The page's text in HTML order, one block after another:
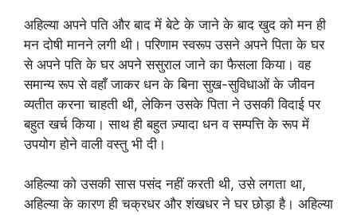
अहिल्या अपने पति और बाद में बेटे के जाने के बाद खुद को मन ही
मन दोषी मानने लगी थी। परिणाम स्वरूप उसने अपने पिता के घर
से अपने पति के घर अपने ससुराल जाने का फैसला किया। वह
समान्य रूप से वहाँ जाकर धन के बिना सुख-सुविधाओं के जीवन
व्यतीत करना चाहती थी, लेकिन उसके पिता ने उसकी विदाई पर
बहुत खर्च किया। साथ ही बहुत ज़्यादा धन व सम्पत्ति के रूप में
उपयोग होने वाली वस्तु भी दी।
अहिल्या को उसकी सास पसंद नहीं करती थी, उसे लगता था,
अहिल्या के कारण ही चक्रधर और शंखधर ने घर छोड़ा है। अहिल्या